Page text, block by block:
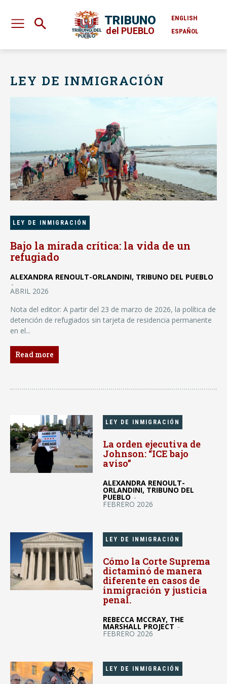
TRIBUNO
del PUEBLO
ENGLISH
ESPAÑOL
LEY DE INMIGRACIÓN
LEY DE INMIGRACIÓN
Bajo la mirada crítica: la vida de un
refugiado
ALEXANDRA RENOULT-ORLANDINI, TRIBUNO DEL PUEBLO
-
ABRIL 2026
Nota del editor: A partir del 23 de marzo de 2026, la política de
detención de refugiados sin tarjeta de residencia permanente
en el...
Read more
LEY DE INMIGRACIÓN
La orden ejecutiva de
Johnson: “ICE bajo
aviso”
ALEXANDRA RENOULT-
ORLANDINI, TRIBUNO DEL
PUEBLO -
FEBRERO 2026
LEY DE INMIGRACIÓN
Cómo la Corte Suprema
dictaminó de manera
diferente en casos de
inmigración y justicia
penal.
REBECCA MCCRAY, THE
MARSHALL PROJECT -
FEBRERO 2026
LEY DE INMIGRACIÓN